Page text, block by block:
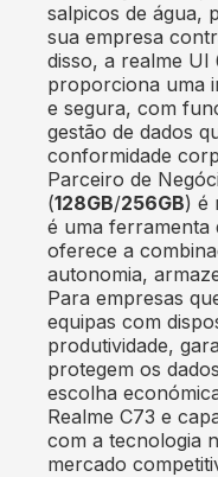
salpicos de água,
sua empresa
disso, a realme UI
proporciona uma
e segura, com
gestão de dados
conformidade
Parceiro de
(128GB/256GB) é
é uma ferramenta
oferece a
autonomia,
Para empresas
equipas com
produtividade,
protegem os
escolha
Realme C73 e
com a tecnologia
mercado